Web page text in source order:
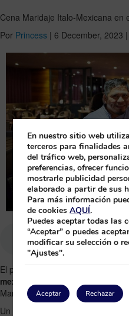
Cena Maridaje Italo-Mexicana en
Por Princess | 6 December, 2023 |
El pasado 24 de Noviembre de
mexicanos
bailaron en una
Maridaje Italo-Mexicana en el hotel
Un
En nuestro sitio web
terceros para finalidades
del tráfico web,
preferencias, ofrecer
mostrarle publicidad
elaborado a partir de sus
Para más información
de cookiesAQUÍ.
Puedes aceptar todas las
“Aceptar” o puedes
modificar su selección o
"Ajustes".
Aceptar Rechazar